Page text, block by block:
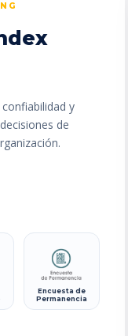
y
de
Encuesta de
Permanencia